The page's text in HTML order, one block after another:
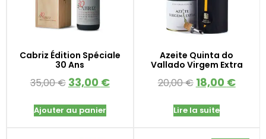
Cabriz Édition Spéciale
30 Ans
35,00€ 33,00 €
Ajouter au panier
Azeite Quinta do
Vallado Virgem Extra
20,00€ 18,00 €
Lire la suite